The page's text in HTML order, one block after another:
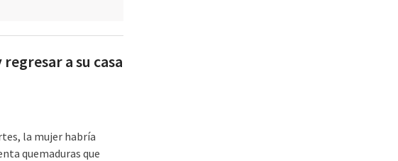
a su casa
la mujer habría
quemaduras que